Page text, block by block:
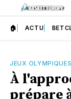
🏠 ACTU
JEUX OLYMPIQUES
À
prépare